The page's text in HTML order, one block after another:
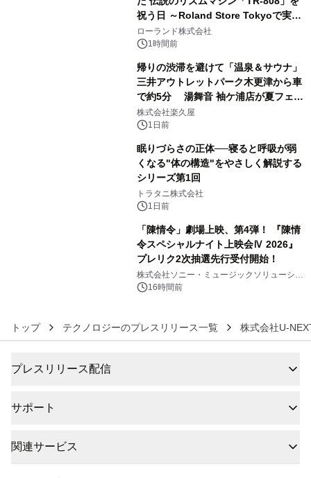
祝う日 ～Roland Store Tokyoで実機
を展示しての 記念キャンペーンを開
催 英国ラジオ「NTS」の 特別プログ
アーティストを フィーチャーしたアニ
メーションを公開～
ローランド株式会社
1時間前
帰りの渋滞を避けて「温泉＆サウナ」
三井アウトレットパーク木更津から車
で約5分 湯舞音 袖ケ浦店が夏フェア
メニューを提供
株式会社楽久屋
1日前
眠りづらさの正体──寝ると呼吸が弱
くなる"体の構造"をやさしく解説する
シリーズ第1回
トラタニ株式会社
1日前
「陳情令」劇場上映、第4弾！ 『陳情
令スペシャルナイト上映会Ⅳ 2026』
プレリク2次抽選先行受付開始！
株式会社ソニー・ミュージックソリューショ
ンズ16時間前
トップ テクノロジーのプレスリリース一覧 株式会社U-
プレスリリース配信
サポート
関連サービス